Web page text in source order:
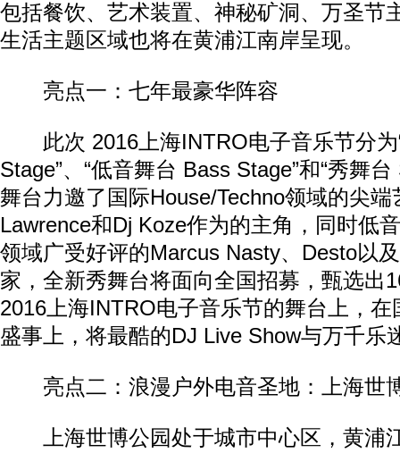
包括餐饮、艺术装置、神秘矿洞、万圣节
生活主题区域也将在黄浦江南岸呈现。
亮点一：七年最豪华阵容
此次 2016上海INTRO电子音乐节分为
Stage”、“低音舞台 Bass Stage”和“秀舞
舞台力邀了国际House/Techno领域的尖端
Lawrence和Dj Koze作为的主角，同时低
领域广受好评的Marcus Nasty、Desto以
家，全新秀舞台将面向全国招募，甄选出
2016上海INTRO电子音乐节的舞台上，
盛事上，将最酷的DJ Live Show与万千乐
亮点二：浪漫户外电音圣地：上海世
上海世博公园处于城市中心区，黄浦